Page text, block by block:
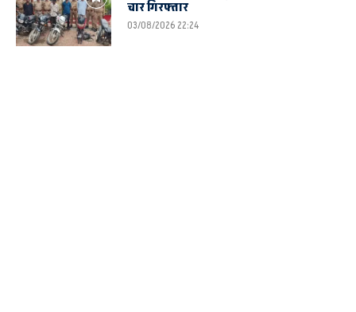
चार गिरफ्तार
03/08/2026 22:24